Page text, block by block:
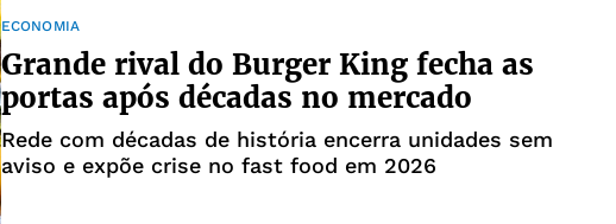
ECONOMIA
Grande rival do Burger King fecha as
portas após décadas no mercado
Rede com décadas de história encerra unidades sem
aviso e expõe crise no fast food em 2026